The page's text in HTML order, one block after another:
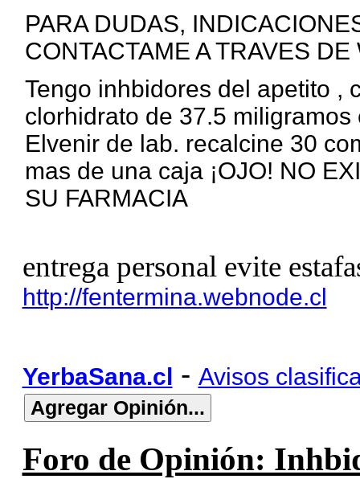
PARA DUDAS,
CONTACTAME A TRAVES
Tengo inhbidores del apetito ,
clorhidrato de 37.5
Elvenir de lab. recalcine 30
mas de una caja ¡OJO! NO
SU FARMACIA
entrega personal evite
http://fentermina.webnode.cl
YerbaSana.cl - Avisos
Foro de Opinión: